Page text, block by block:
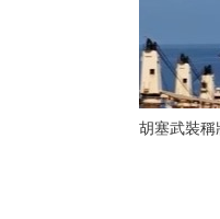
胡塞武裝稱